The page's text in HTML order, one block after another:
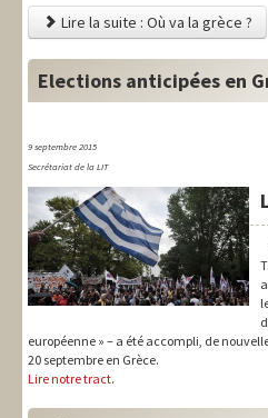
Lire la suite : Où va la grèce ?
Elections anticipées en
9 septembre 2015
Secrétariat de la LIT
européenne » – a été accompli, de
20 septembre en Grèce.
Lire notre tract.